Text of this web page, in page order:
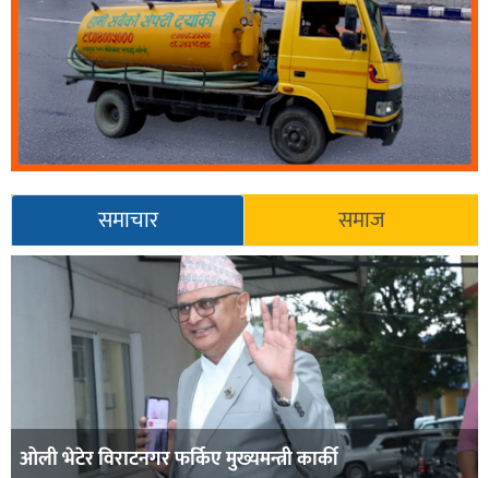
समाचार समाज
ओली भेटेर विराटनगर फर्किए मुख्यमन्त्री कार्की